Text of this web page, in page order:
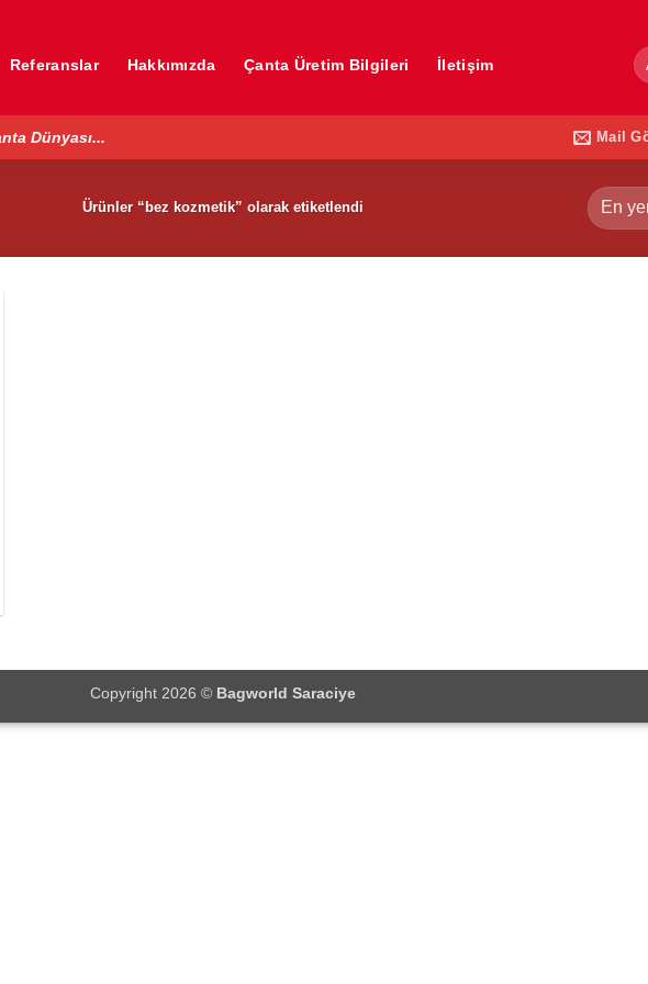
Referanslar Hakkımızda Çanta Üretim Bilgileri İletişim
Dünyası... Mail
Ürünler “bez kozmetik” olarak etiketlendi
Copyright 2026 © Bagworld Saraciye